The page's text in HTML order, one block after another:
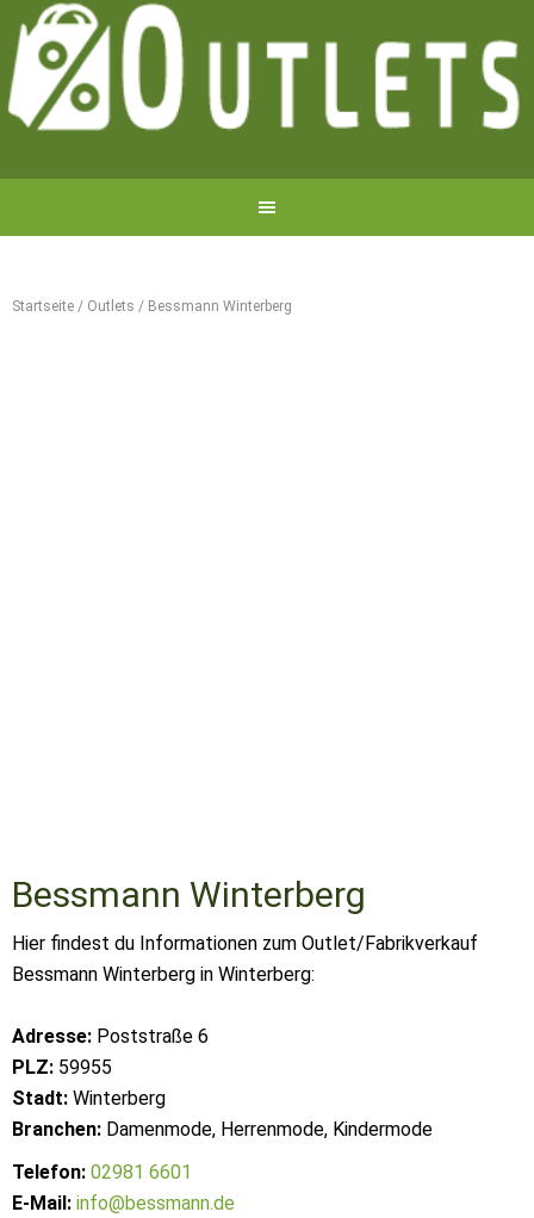
Startseite / Outlets / Bessmann Winterberg
Bessmann Winterberg
Hier findest du Informationen zum Outlet/Fabrikverkauf
Bessmann Winterberg in Winterberg:
Adresse: Poststraße 6
PLZ: 59955
Stadt: Winterberg
Branchen: Damenmode, Herrenmode, Kindermode
Telefon: 02981 6601
E-Mail: info@bessmann.de